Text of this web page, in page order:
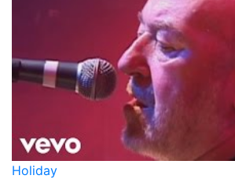
Holiday